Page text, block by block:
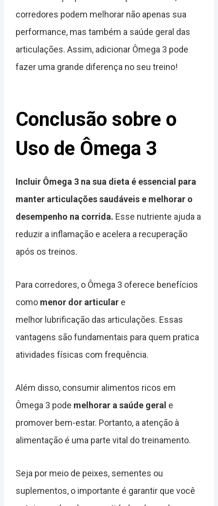
corredores podem melhorar não apenas sua
performance, mas também a saúde geral das
articulações. Assim, adicionar Ômega 3 pode
fazer uma grande diferença no seu treino!
Conclusão sobre o
Uso de Ômega 3
Incluir Ômega 3 na sua dieta é essencial para
manter articulações saudáveis e melhorar o
desempenho na corrida. Esse nutriente ajuda a
reduzir a inflamação e acelera a recuperação
após os treinos.
Para corredores, o Ômega 3 oferece benefícios
como menor dor articular e
melhor lubrificação das articulações. Essas
vantagens são fundamentais para quem pratica
atividades físicas com frequência.
Além disso, consumir alimentos ricos em
Ômega 3 pode melhorar a saúde geral e
promover bem-estar. Portanto, a atenção à
alimentação é uma parte vital do treinamento.
Seja por meio de peixes, sementes ou
suplementos, o importante é garantir que você